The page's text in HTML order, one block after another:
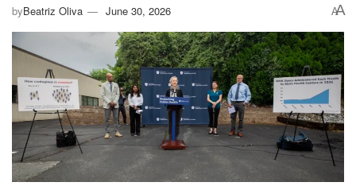
byBeatriz Oliva June 30, 2026 AA